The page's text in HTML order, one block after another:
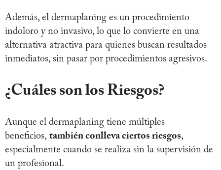
Además, el dermaplaning es un procedimiento
indoloro y no invasivo, lo que lo convierte en una
alternativa atractiva para quienes buscan resultados
inmediatos, sin pasar por procedimientos agresivos.
¿Cuáles son los Riesgos?
Aunque el dermaplaning tiene múltiples
beneficios, también conlleva ciertos riesgos,
especialmente cuando se realiza sin la supervisión de
un profesional.